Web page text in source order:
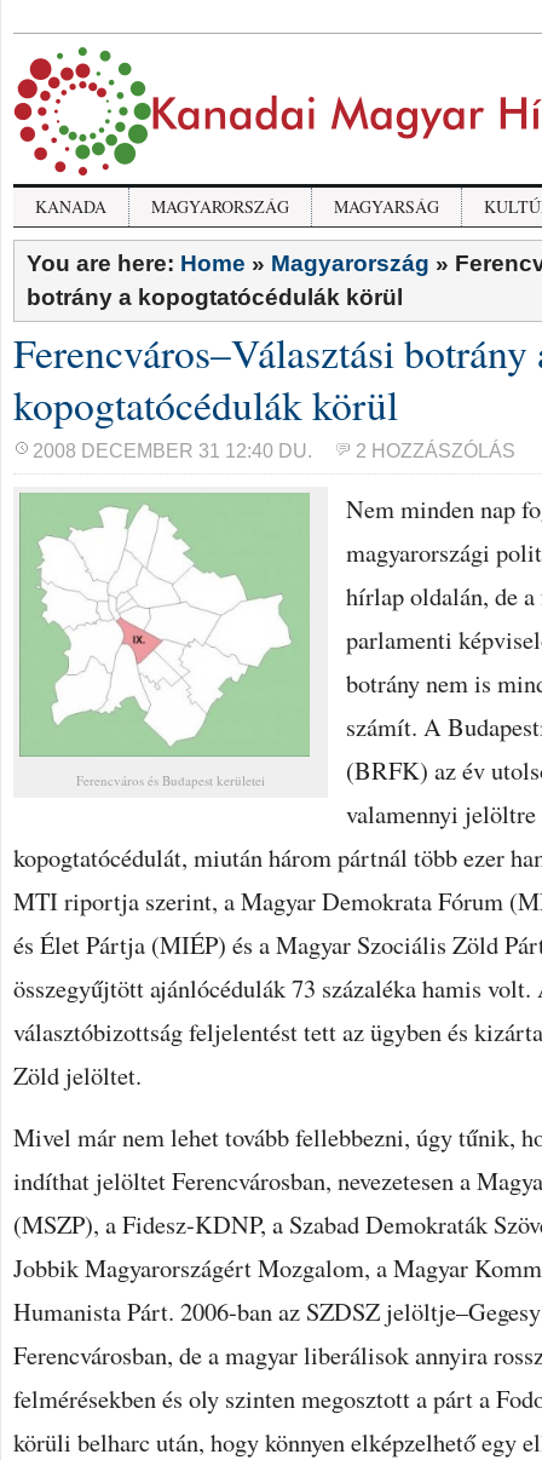
KANADA MAGYARORSZÁG MAGYARSÁG
You are here: Home » Magyarország »
botrány a kopogtatócédulák körül
Ferencváros–Választási botrány
kopogtatócédulák körül
2008 DECEMBER 31 12:40 DU. 2 HOZZÁSZÓLÁS
Ferencváros és Budapest kerületei
Nem minden nap
magyarországi
hírlap oldalán, de
parlamenti
botrány nem is
számít. A
(BRFK) az év
valamennyi
kopogtatócédulát, miután három pártnál több ezer
MTI riportja szerint, a Magyar Demokrata Fórum
és Élet Pártja (MIÉP) és a Magyar Szociális Zöld
összegyűjtött ajánlócédulák 73 százaléka hamis
választóbizottság feljelentést tett az ügyben és
Zöld jelöltet.
Mivel már nem lehet tovább fellebbezni, úgy tűnik,
indíthat jelöltet Ferencvárosban, nevezetesen a
(MSZP), a Fidesz-KDNP, a Szabad Demokraták
Jobbik Magyarországért Mozgalom, a Magyar
Humanista Párt. 2006-ban az SZDSZ
Ferencvárosban, de a magyar liberálisok annyira
felmérésekben és oly szinten megosztott a párt a
körüli belharc után, hogy könnyen elképzelhető egy